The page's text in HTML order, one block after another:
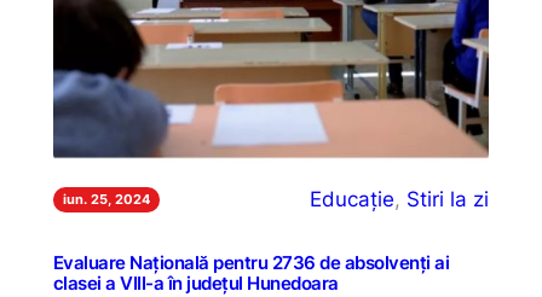
iun. 25, 2024 Educație, Stiri la zi
Evaluare Națională pentru 2736 de absolvenți ai
clasei a VIII-a în județul Hunedoara